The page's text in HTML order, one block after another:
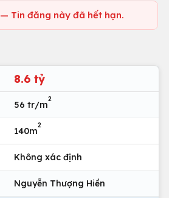
— Tin đăng này đã hết hạn.
8.6 tỷ
56 tr/m
2
140m
2
Không xác định
Nguyễn Thượng Hiền